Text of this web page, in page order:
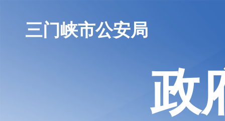
三门峡市公安局
政